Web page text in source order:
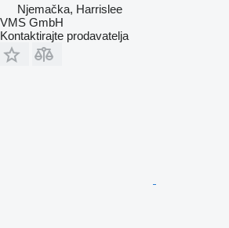
Njemačka, Harrislee
VMS GmbH
Kontaktirajte prodavatelja